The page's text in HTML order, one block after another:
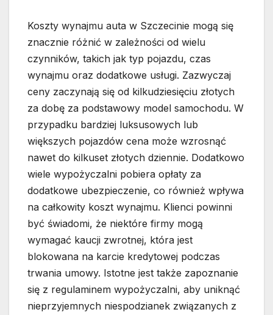
Koszty wynajmu auta w Szczecinie mogą się
znacznie różnić w zależności od wielu
czynników, takich jak typ pojazdu, czas
wynajmu oraz dodatkowe usługi. Zazwyczaj
ceny zaczynają się od kilkudziesięciu złotych
za dobę za podstawowy model samochodu. W
przypadku bardziej luksusowych lub
większych pojazdów cena może wzrosnąć
nawet do kilkuset złotych dziennie. Dodatkowo
wiele wypożyczalni pobiera opłaty za
dodatkowe ubezpieczenie, co również wpływa
na całkowity koszt wynajmu. Klienci powinni
być świadomi, że niektóre firmy mogą
wymagać kaucji zwrotnej, która jest
blokowana na karcie kredytowej podczas
trwania umowy. Istotne jest także zapoznanie
się z regulaminem wypożyczalni, aby uniknąć
nieprzyjemnych niespodzianek związanych z